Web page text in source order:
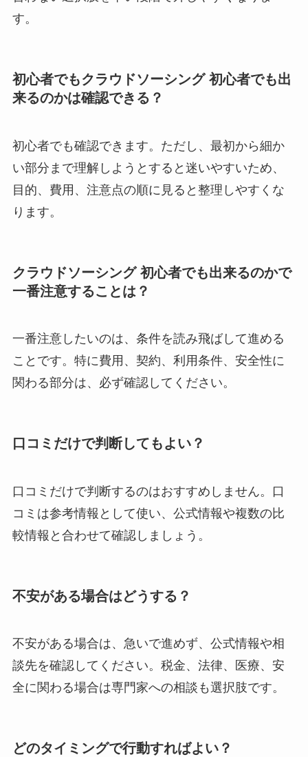
す。
初心者でもクラウドソーシング 初心者でも出
来るのかは確認できる？
初心者でも確認できます。ただし、最初から細か
い部分まで理解しようとすると迷いやすいため、
目的、費用、注意点の順に見ると整理しやすくな
ります。
クラウドソーシング 初心者でも出来るのかで
一番注意することは？
一番注意したいのは、条件を読み飛ばして進める
ことです。特に費用、契約、利用条件、安全性に
関わる部分は、必ず確認してください。
口コミだけで判断してもよい？
口コミだけで判断するのはおすすめしません。口
コミは参考情報として使い、公式情報や複数の比
較情報と合わせて確認しましょう。
不安がある場合はどうする？
不安がある場合は、急いで進めず、公式情報や相
談先を確認してください。税金、法律、医療、安
全に関わる場合は専門家への相談も選択肢です。
どのタイミングで行動すればよい？